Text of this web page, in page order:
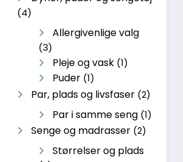
(4)
Allergivenlige valg
(3)
Pleje og vask (1)
Puder (1)
Par, plads og livsfaser (2)
Par i samme seng (1)
Senge og madrasser (2)
Størrelser og plads